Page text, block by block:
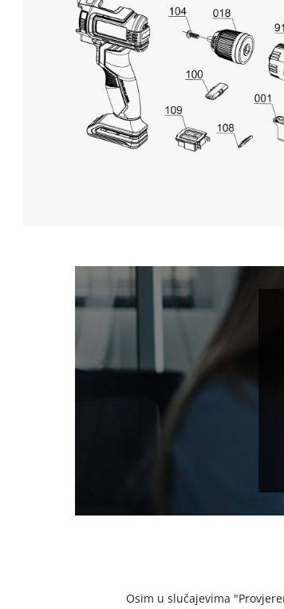
Osim u slučajevima